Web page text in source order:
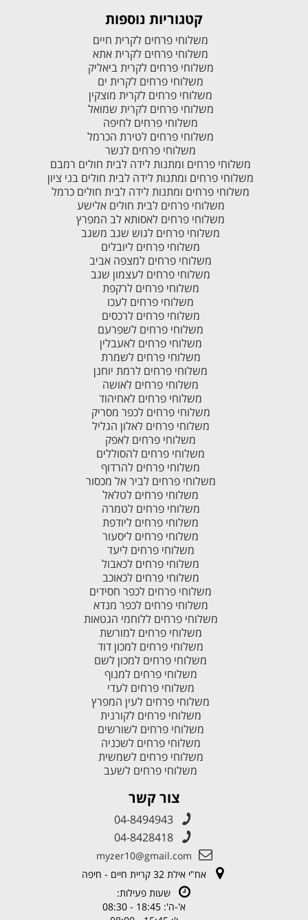
קטגוריות נוספות
משלוחי פרחים לקרית חיים
משלוחי פרחים לקרית אתא
משלוחי פרחים לקרית ביאליק
משלוחי פרחים לקרית ים
משלוחי פרחים לקרית מוצקין
משלוחי פרחים לקרית שמואל
משלוחי פרחים לחיפה
משלוחי פרחים לטירת הכרמל
משלוחי פרחים לנשר
משלוחי פרחים ומתנות לידה לבית חולים רמבם
משלוחי פרחים ומתנות לידה לבית חולים בני ציון
משלוחי פרחים ומתנות לידה לבית חולים כרמל
משלוחי פרחים לבית חולים אלישע
משלוחי פרחים לאסותא לב המפרץ
משלוחי פרחים לגוש שגב משגב
משלוחי פרחים ליובלים
משלוחי פרחים למצפה אביב
משלוחי פרחים לעצמון שגב
משלוחי פרחים לרקפת
משלוחי פרחים לעכו
משלוחי פרחים לרכסים
משלוחי פרחים לשפרעם
משלוחי פרחים לאעבלין
משלוחי פרחים לשמרת
משלוחי פרחים לרמת יוחנן
משלוחי פרחים לאושה
משלוחי פרחים לאחיהוד
משלוחי פרחים לכפר מסריק
משלוחי פרחים לאלון הגליל
משלוחי פרחים לאפק
משלוחי פרחים להסוללים
משלוחי פרחים להרדוף
משלוחי פרחים לביר אל מכסור
משלוחי פרחים לטלאל
משלוחי פרחים לטמרה
משלוחי פרחים ליודפת
משלוחי פרחים ליסעור
משלוחי פרחים ליעד
משלוחי פרחים לכאבול
משלוחי פרחים לכאוכב
משלוחי פרחים לכפר חסידים
משלוחי פרחים לכפר מנדא
משלוחי פרחים ללוחמי הגטאות
משלוחי פרחים למורשת
משלוחי פרחים למכון דוד
משלוחי פרחים למכון לשם
משלוחי פרחים למנוף
משלוחי פרחים לעדי
משלוחי פרחים לעין המפרץ
משלוחי פרחים לקורנית
משלוחי פרחים לשורשים
משלוחי פרחים לשכניה
משלוחי פרחים לשמשית
משלוחי פרחים לשעב
צור קשר
04-8494943
04-8428418
myzer10@gmail.com
אח"י אילת 32 קריית חיים - חיפה
שעות פעילות:
א'-ה': 18:45 - 08:30